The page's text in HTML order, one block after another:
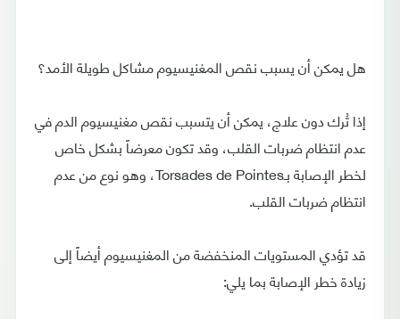
هل يمكن أن يسبب نقص المغنيسيوم مشاكل طويلة الأمد؟
إذا تُرك دون علاج، يمكن أن يتسبب نقص مغنيسيوم الدم في
عدم انتظام ضربات القلب، وقد تكون معرضاً بشكل خاص
لخطر الإصابة بـTorsades de Pointes، وهو نوع من عدم
انتظام ضربات القلب.
قد تؤدي المستويات المنخفضة من المغنيسيوم أيضاً إلى
زيادة خطر الإصابة بما يلي: